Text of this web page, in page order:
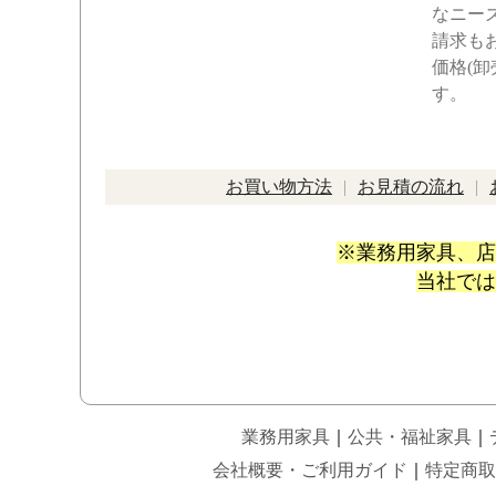
なニー
請求も
価格(卸
す。
お買い物方法 お見積の流れ
※業務用家具、
当社で
業務用家具｜ 公共・福祉家具｜
会社概要・ご利用ガイド
特定商